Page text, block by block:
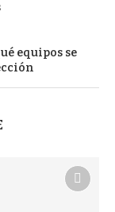
equipos se